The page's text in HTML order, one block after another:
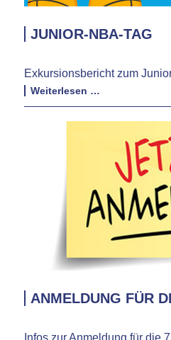
JUNIOR-NBA-TAG
Exkursionsbericht zum
Weiterlesen …
NBA-
Tag
ANMELDUNG FÜR
Infos zur Anmeldung für die